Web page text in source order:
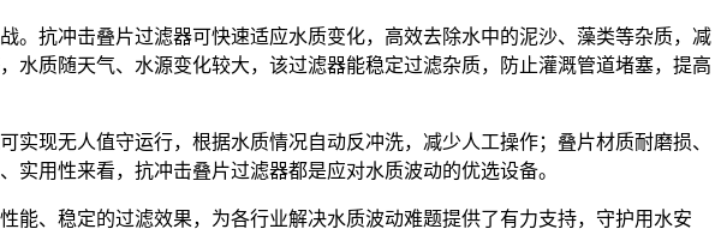
抗冲击叠片过滤器可快速适应水质变化，高效去除水中的泥沙、藻类等杂质，减
质随天气、水源变化较大，该过滤器能稳定过滤杂质，防止灌溉管道堵塞，提高
现无人值守运行，根据水质情况自动反冲洗，减少人工操作；叠片材质耐磨损、
用性来看，抗冲击叠片过滤器都是应对水质波动的优选设备。
、稳定的过滤效果，为各行业解决水质波动难题提供了有力支持，守护用水安